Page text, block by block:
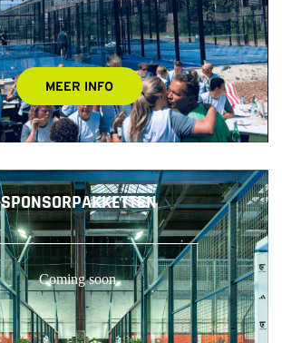
MEER INFO
SPONSORPAKKETTEN
Coming soon.